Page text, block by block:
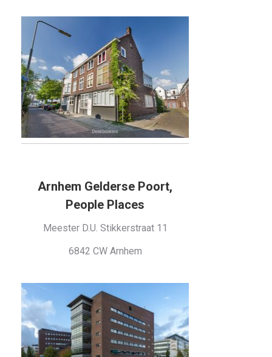
Arnhem Gelderse Poort,
People Places
Meester D.U. Stikkerstraat 11
6842 CW Arnhem